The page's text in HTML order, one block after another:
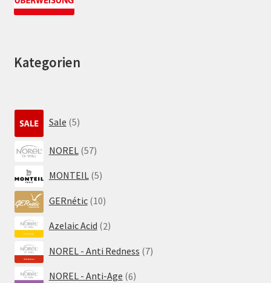
Kategorien
Sale 5
5
Produkte
NOREL 5757
MONTEIL 55
GERnétic 1010
Azelaic Acid 22
NOREL - Anti Redness 77
NOREL - Anti-Age 66